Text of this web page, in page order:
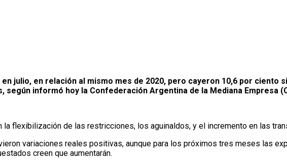
julio, en relación al mismo mes de 2020, pero cayeron 10,6 por ciento
informó hoy la Confederación Argentina de la Mediana Empresa
flexibilización de las restricciones, los aguinaldos, y el incremento en las
variaciones reales positivas, aunque para los próximos tres meses las
creen que aumentarán.